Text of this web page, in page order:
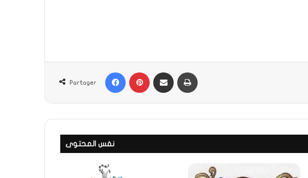
Partager
FacebookPinterestPartager par email
نفس المحتوى